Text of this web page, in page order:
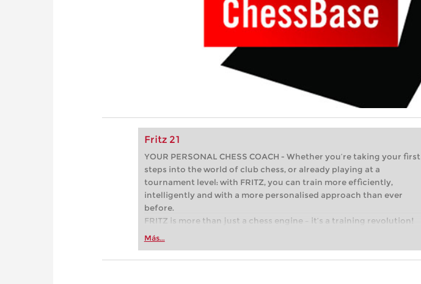
Fritz 21
YOUR PERSONAL CHESS COACH - Whether you’re taking your first
steps into the world of club chess, or already playing at a
tournament level: with FRITZ, you can train more efficiently,
intelligently and with a more personalised approach than ever
before.
FRITZ is more than just a chess engine – it’s a training revolution!
Whether you’re taking your first steps into the world of club chess,
more efficiently, intelligently and with a more personalised
Más...